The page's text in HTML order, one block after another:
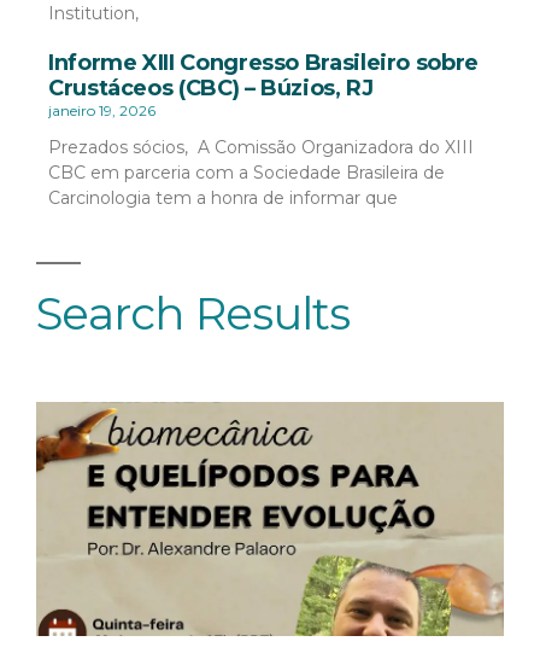
Search Results
Institution,
Informe XIII Congresso Brasileiro sobre
Crustáceos (CBC) – Búzios, RJ
janeiro 19, 2026
Prezados sócios, A Comissão Organizadora do XIII
CBC em parceria com a Sociedade Brasileira de
Carcinologia tem a honra de informar que